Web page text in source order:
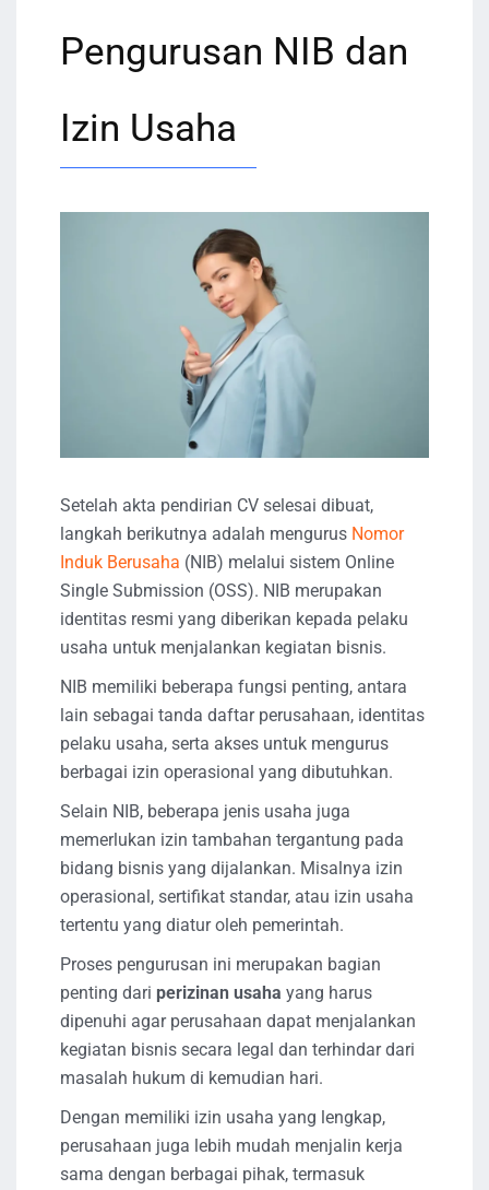
Pengurusan NIB dan
Izin Usaha
Setelah akta pendirian CV selesai dibuat,
langkah berikutnya adalah mengurus Nomor
Induk Berusaha (NIB) melalui sistem Online
Single Submission (OSS). NIB merupakan
identitas resmi yang diberikan kepada pelaku
usaha untuk menjalankan kegiatan bisnis.
NIB memiliki beberapa fungsi penting, antara
lain sebagai tanda daftar perusahaan, identitas
pelaku usaha, serta akses untuk mengurus
berbagai izin operasional yang dibutuhkan.
Selain NIB, beberapa jenis usaha juga
memerlukan izin tambahan tergantung pada
bidang bisnis yang dijalankan. Misalnya izin
operasional, sertifikat standar, atau izin usaha
tertentu yang diatur oleh pemerintah.
Proses pengurusan ini merupakan bagian
penting dari perizinan usaha yang harus
dipenuhi agar perusahaan dapat menjalankan
kegiatan bisnis secara legal dan terhindar dari
masalah hukum di kemudian hari.
Dengan memiliki izin usaha yang lengkap,
perusahaan juga lebih mudah menjalin kerja
sama dengan berbagai pihak, termasuk